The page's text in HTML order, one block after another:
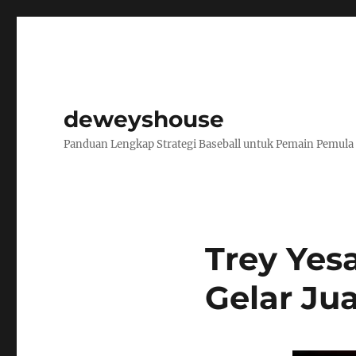
deweyshouse
Panduan Lengkap Strategi Baseball untuk Pemain Pemula
Trey
Gelar